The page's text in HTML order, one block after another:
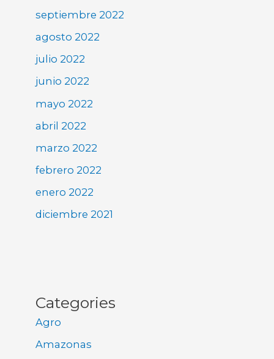
septiembre 2022
agosto 2022
julio 2022
junio 2022
mayo 2022
abril 2022
marzo 2022
febrero 2022
enero 2022
diciembre 2021
Categories
Agro
Amazonas